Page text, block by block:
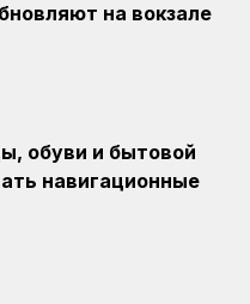
на вокзале
обуви и бытовой
навигационные